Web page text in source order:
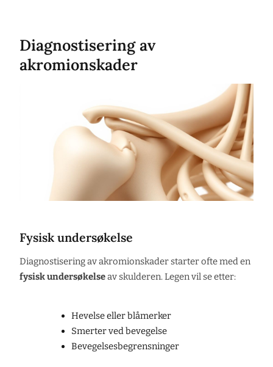
Diagnostisering av
akromionskader
Fysisk undersøkelse
Diagnostisering av akromionskader starter ofte med en
fysisk undersøkelseav skulderen. Legen vil se etter:
Hevelse eller blåmerker
Smerter ved bevegelse
Bevegelsesbegrensninger